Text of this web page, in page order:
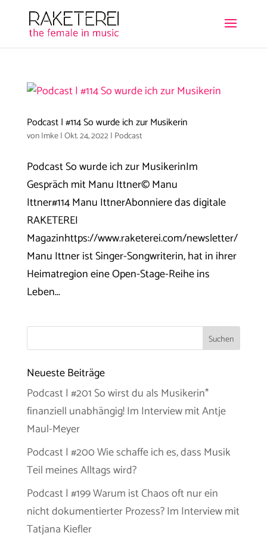
Podcast | #114 So wurde ich zur Musikerin
vonImke|Okt. 24, 2022| Podcast
Podcast So wurde ich zur MusikerinIm
Gespräch mit Manu Ittner© Manu
Ittner#114 Manu IttnerAbonniere das digitale
RAKETEREI
Magazinhttps://www.raketerei.com/newsletter/
Manu Ittner ist Singer-Songwriterin, hat in ihrer
Heimatregion eine Open-Stage-Reihe ins
Leben...
Neueste Beiträge
Podcast | #201 So wirst du als Musikerin*
finanziell unabhängig! Im Interview mit Antje
Maul-Meyer
Podcast | #200 Wie schaffe ich es, dass Musik
Teil meines Alltags wird?
Podcast | #199 Warum ist Chaos oft nur ein
nicht dokumentierter Prozess? Im Interview mit
Tatjana Kiefler